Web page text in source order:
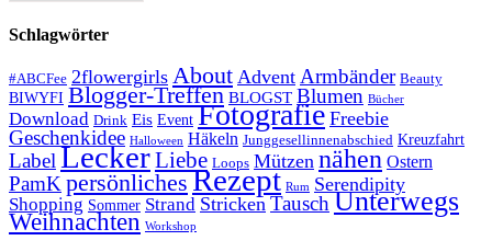
Schlagwörter
#ABCFee 2flowergirls About Advent Armbänder Beauty
BIWYFI Blogger-Treffen BLOGST Blumen Bücher
Download Drink Eis Event Fotografie Freebie
Geschenkidee Halloween Häkeln Junggesellinnenabschied Kreuzfahrt
LabelLeckerLiebe Loops Mützen nähen Ostern
PamKpersönliches Rezept Rum Serendipity
Shopping Sommer Strand Stricken TauschUnterwegs
Weihnachten Workshop